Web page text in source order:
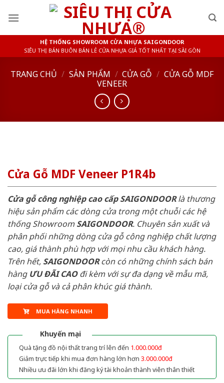
HỆ THỐNG SHOWROOM CỬA NHỰA SAIGONDOOR
SIÊU THỊ BÁN BUÔN BÁN LẺ CỬA NHỰA GIÁ TỐT NHẤT TẠI SÀI GÒN
TRANG CHỦ / SẢN PHẨM / CỬA GỖ / CỬA GỖ MDF
VENEER
Cửa Gỗ MDF Veneer P1R4b
Cửa gỗ công nghiệp cao cấp SAIGONDOORlà thương
hiệu sản phẩm các dòng cửa trong một chuỗi các hệ
thống ShowroomSAIGONDOOR. Chuyên sản xuất và
phân phối những dòng cửa gỗ công nghiệp chất lượng
cao, giá thành phù hợp với mọi nhu cầu khách hàng.
Trên hết, SAIGONDOORcòn có những chính sách bán
hàng ƯU ĐÃI CAOđi kèm với sự đa dạng về mẫu mã,
loại cửa gỗ và cả phân khúc giá thành.
MUA HÀNG NHANH
Khuyến mại
Quà tặng đồ nội thất trang trí lên đến 1.000.000đ
Giảm trực tiếp khi mua đơn hàng lớn hơn 3.000.000đ
Nhiều ưu đãi lớn khi đăng ký tài khoản thành viên thân thiết